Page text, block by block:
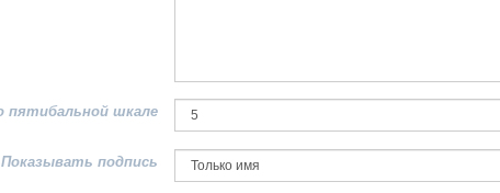
пятибальной шкале
Показывать подпись